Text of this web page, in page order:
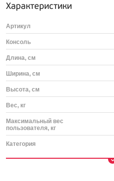
Характеристики
Артикул
Консоль
Длина, см
Ширина, см
Высота, см
Вес, кг
Максимальный вес
пользователя, кг
Категория